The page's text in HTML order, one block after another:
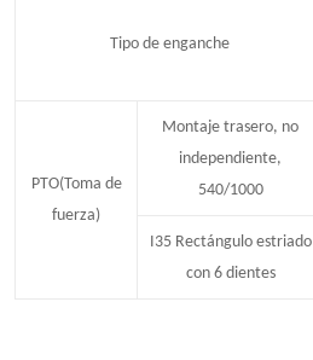
Tipo de enganche
PTO(Toma de
fuerza)
Montaje trasero, no
independiente,
540/1000
I35 Rectángulo estriado
con 6 dientes